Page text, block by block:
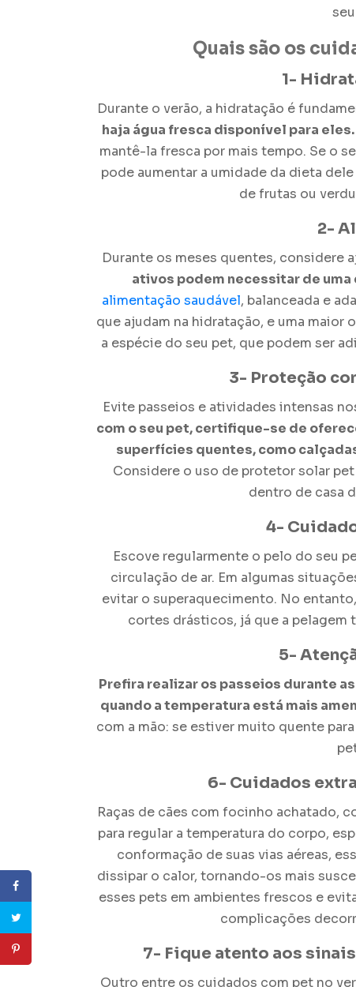
Quais são os
1-
Durante o verão, a hidratação é
haja água fresca disponível para eles.
mantê-la fresca por mais tempo. Se o
pode aumentar a umidade da dieta
de frutas ou
2-
Durante os meses quentes, considere
ativos podem necessitar de
alimentação saudável, balanceada e
que ajudam na hidratação, e uma
a espécie do seu pet, que podem ser
3- Proteção
Evite passeios e atividades intensas
com o seu pet, certifique-se de
superfícies quentes, como
Considere o uso de protetor solar
dentro de casa
4-
Escove regularmente o pelo do seu
circulação de ar. Em algumas
evitar o superaquecimento. No
cortes drásticos, já que a
5-
Prefira realizar os passeios durante
quando a temperatura está mais
com a mão: se estiver muito quente
6- Cuidados
Raças de cães com focinho achatado,
para regular a temperatura do corpo,
conformação de suas vias aéreas,
dissipar o calor, tornando-os mais
esses pets em ambientes frescos e
complicações
7- Fique atento aos
Outro entre os cuidados com pet no